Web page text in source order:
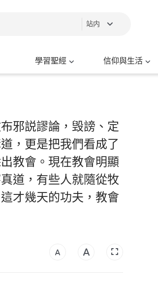
站内
學習聖經 信仰與生活
邪説謬論，毁謗、定
，更是把我們看成了
教會。現在教會明顯
道，有些人就隨從牧
才幾天的功夫，教會